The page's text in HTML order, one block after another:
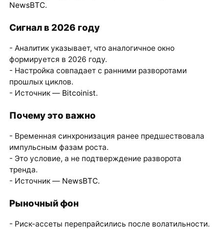
NewsBTC.
Сигнал в 2026 году
- Аналитик указывает, что аналогичное окно
формируется в 2026 году.
- Настройка совпадает с ранними разворотами
прошлых циклов.
- Источник — Bitcoinist.
Почему это важно
- Временная синхронизация ранее предшествовала
импульсным фазам роста.
- Это условие, а не подтверждение разворота
тренда.
- Источник — NewsBTC.
Рыночный фон
- Риск‑ассеты перепрайсились после волатильности.